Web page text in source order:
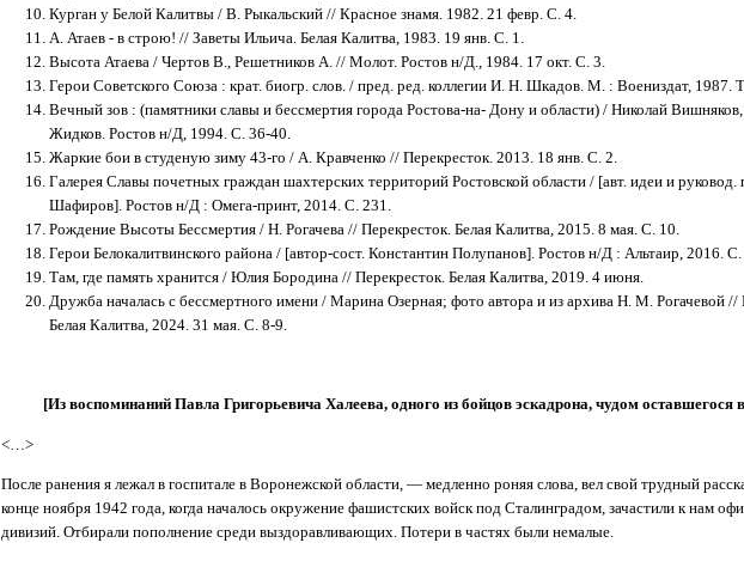
Курган у Белой Калитвы / В. Рыкальский // Красное знамя. 1982. 21 февр. С. 4.
А. Атаев - в строю! // Заветы Ильича. Белая Калитва, 1983. 19 янв. С. 1.
Высота Атаева / Чертов В., Решетников А. // Молот. Ростов н/Д., 1984. 17 окт. С. 3.
Герои Советского Союза : крат. биогр. слов. / пред. ред. коллегии И. Н. Шкадов. М. : Воениздат, 1987.
Вечный зов : (памятники славы и бессмертия города Ростова-на- Дону и области) / Николай
Жидков. Ростов н/Д, 1994. С. 36-40.
Жаркие бои в студеную зиму 43-го / А. Кравченко // Перекресток. 2013. 18 янв. С. 2.
Галерея Славы почетных граждан шахтерских территорий Ростовской области / [авт. идеи и руковод.
Шафиров]. Ростов н/Д : Омега-принт, 2014. С. 231.
Рождение Высоты Бессмертия / Н. Рогачева // Перекресток. Белая Калитва, 2015. 8 мая. С. 10.
Герои Белокалитвинского района / [автор-сост. Константин Полупанов]. Ростов н/Д : Альтаир, 2016. С.
Там, где память хранится / Юлия Бородина // Перекресток. Белая Калитва, 2019. 4 июня.
Дружба началась с бессмертного имени / Марина Озерная; фото автора и из архива Н. М. Рогачевой //
Белая Калитва, 2024. 31 мая. С. 8-9.
[Из воспоминаний Павла Григорьевича Халеева, одного из бойцов эскадрона, чудом оставшегося
<…>
После ранения я лежал в госпитале в Воронежской области, — медленно роняя слова, вел свой трудный
конце ноября 1942 года, когда началось окружение фашистских войск под Сталинградом, зачастили к нам
дивизий. Отбирали пополнение среди выздоравливающих. Потери в частях были немалые.